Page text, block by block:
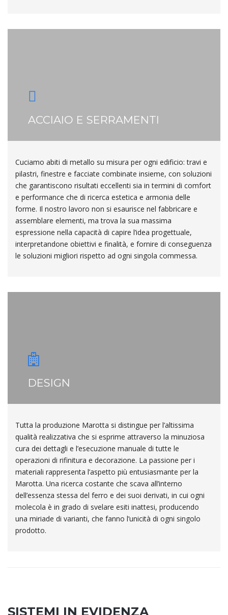
ACCIAIO E SERRAMENTI
Cuciamo abiti di metallo su misura per ogni edificio: travi e
pilastri, finestre e facciate combinate insieme, con soluzioni
che garantiscono risultati eccellenti sia in termini di comfort
e performance che di ricerca estetica e armonia delle
forme. Il nostro lavoro non si esaurisce nel fabbricare e
assemblare elementi, ma trova la sua massima
espressione nella capacità di capire l’idea progettuale,
interpretandone obiettivi e finalità, e fornire di conseguenza
le soluzioni migliori rispetto ad ogni singola commessa.
DESIGN
Tutta la produzione Marotta si distingue per l’altissima
qualità realizzativa che si esprime attraverso la minuziosa
cura dei dettagli e l’esecuzione manuale di tutte le
operazioni di rifinitura e decorazione. La passione per i
materiali rappresenta l’aspetto più entusiasmante per la
Marotta. Una ricerca costante che scava all’interno
dell’essenza stessa del ferro e dei suoi derivati, in cui ogni
molecola è in grado di svelare esiti inattesi, producendo
una miriade di varianti, che fanno l’unicità di ogni singolo
prodotto.
SISTEMI IN EVIDENZA